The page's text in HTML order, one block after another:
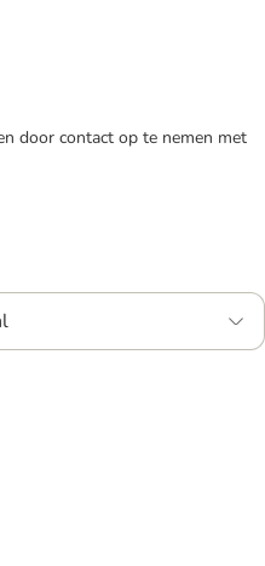
door contact op te nemen met